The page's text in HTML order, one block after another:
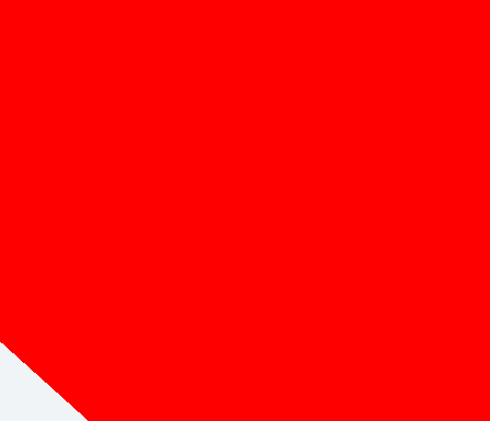
EMPRESARIAL